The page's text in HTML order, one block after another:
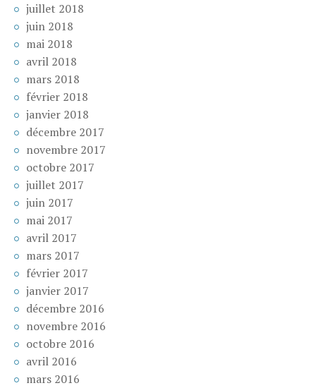
juillet 2018
juin 2018
mai 2018
avril 2018
mars 2018
février 2018
janvier 2018
décembre 2017
novembre 2017
octobre 2017
juillet 2017
juin 2017
mai 2017
avril 2017
mars 2017
février 2017
janvier 2017
décembre 2016
novembre 2016
octobre 2016
avril 2016
mars 2016